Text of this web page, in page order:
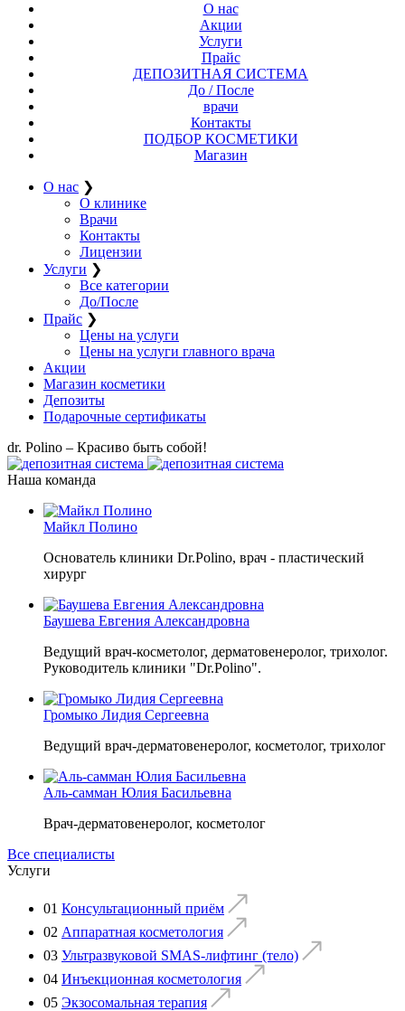
О нас
Акции
Услуги
Прайс
ДЕПОЗИТНАЯ СИСТЕМА
До / После
врачи
Контакты
ПОДБОР КОСМЕТИКИ
Магазин
О нас ❯
О клинике
Врачи
Контакты
Лицензии
Услуги ❯
Все категории
До/После
Прайс ❯
Цены на услуги
Цены на услуги главного врача
Акции
Магазин косметики
Депозиты
Подарочные сертификаты
dr. Polino – Красиво быть собой!
Наша команда
Майкл Полино
Основатель клиники Dr.Polino, врач - пластический
хирург
Баушева Евгения Александровна
Ведущий врач-косметолог, дерматовенеролог, трихолог.
Руководитель клиники "Dr.Polino".
Громыко Лидия Сергеевна
Ведущий врач-дерматовенеролог, косметолог, трихолог
Аль-самман Юлия Басильевна
Врач-дерматовенеролог, косметолог
Все специалисты
Услуги
01 Консультационный приём
02 Аппаратная косметология
03 Ультразвуковой SMAS-лифтинг (тело)
04 Инъекционная косметология
05 Экзосомальная терапия